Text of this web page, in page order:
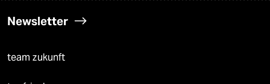
Newsletter
team zukunft